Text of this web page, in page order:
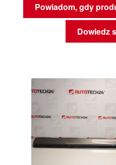
Powiadom, gdy
Dowiedz